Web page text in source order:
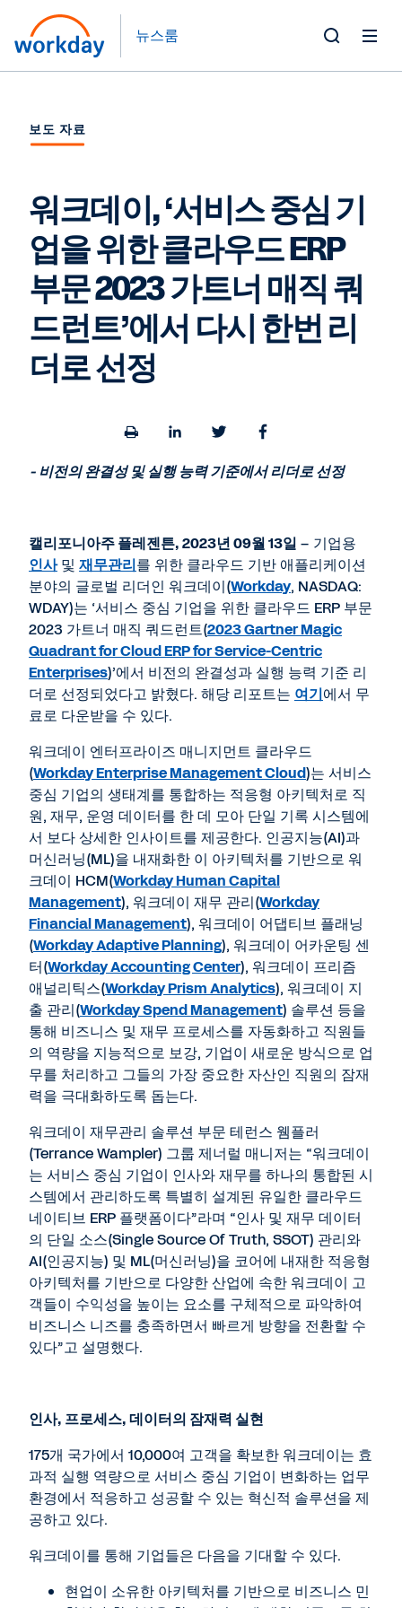
뉴스룸
보도 자료
워크데이, ‘서비스 중심 기
업을 위한 클라우드 ERP
부문 2023 가트너 매직 쿼
드런트’에서 다시 한번 리
더로 선정
Open
printable
version
Share
LinkedIn
Share
Twitter
Share
Facebook
- 비전의 완결성 및 실행 능력 기준에서 리더로 선정
캘리포니아주 플레젠튼, 2023년09월13일 – 기업용
인사및 재무관리를 위한 클라우드 기반 애플리케이션
분야의 글로벌 리더인 워크데이(Workday, NASDAQ:
WDAY)는 ‘서비스 중심 기업을 위한 클라우드 ERP 부문
2023 가트너 매직 쿼드런트(2023 Gartner Magic
Quadrant for Cloud ERP for Service-Centric
Enterprises)’에서 비전의 완결성과 실행 능력 기준 리
더로 선정되었다고 밝혔다. 해당 리포트는 여기에서 무
료로 다운받을 수 있다.
워크데이 엔터프라이즈 매니지먼트 클라우드
(Workday Enterprise Management Cloud)는 서비스
중심 기업의 생태계를 통합하는 적응형 아키텍처로 직
원, 재무, 운영 데이터를 한 데 모아 단일 기록 시스템에
서 보다 상세한 인사이트를 제공한다. 인공지능(AI)과
머신러닝(ML)을 내재화한 이 아키텍처를 기반으로 워
크데이 HCM(Workday Human Capital
Management), 워크데이 재무 관리(Workday
Financial Management), 워크데이 어댑티브 플래닝
(Workday Adaptive Planning), 워크데이 어카운팅 센
터(Workday Accounting Center), 워크데이 프리즘
애널리틱스(Workday Prism Analytics), 워크데이 지
출 관리(Workday Spend Management) 솔루션 등을
통해 비즈니스 및 재무 프로세스를 자동화하고 직원들
의 역량을 지능적으로 보강, 기업이 새로운 방식으로 업
무를 처리하고 그들의 가장 중요한 자산인 직원의 잠재
력을 극대화하도록 돕는다.
워크데이 재무관리 솔루션 부문 테런스 웸플러
(Terrance Wampler) 그룹 제너럴 매니저는 “워크데이
는 서비스 중심 기업이 인사와 재무를 하나의 통합된 시
스템에서 관리하도록 특별히 설계된 유일한 클라우드
네이티브 ERP 플랫폼이다”라며 “인사 및 재무 데이터
의 단일 소스(Single Source Of Truth, SSOT) 관리와
AI(인공지능) 및 ML(머신러닝)을 코어에 내재한 적응형
아키텍처를 기반으로 다양한 산업에 속한 워크데이 고
객들이 수익성을 높이는 요소를 구체적으로 파악하여
비즈니스 니즈를 충족하면서 빠르게 방향을 전환할 수
있다”고 설명했다.
인사, 프로세스,데이터의 잠재력 실현
175개 국가에서 10,000여 고객을 확보한 워크데이는 효
과적 실행 역량으로 서비스 중심 기업이 변화하는 업무
환경에서 적응하고 성공할 수 있는 혁신적 솔루션을 제
공하고 있다.
워크데이를 통해 기업들은 다음을 기대할 수 있다.
현업이 소유한 아키텍처를 기반으로 비즈니스 민